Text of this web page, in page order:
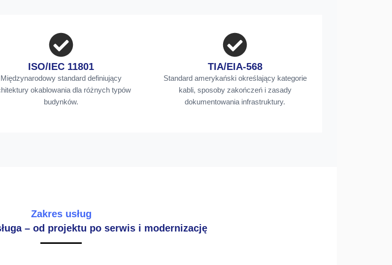
ISO/IEC 11801
Międzynarodowy standard definiujący
okablowania dla różnych typów
budynków.
TIA/EIA-568
Standard amerykański określający kategorie
kabli, sposoby zakończeń i zasady
dokumentowania infrastruktury.
Zakres usług
– od projektu po serwis i modernizację